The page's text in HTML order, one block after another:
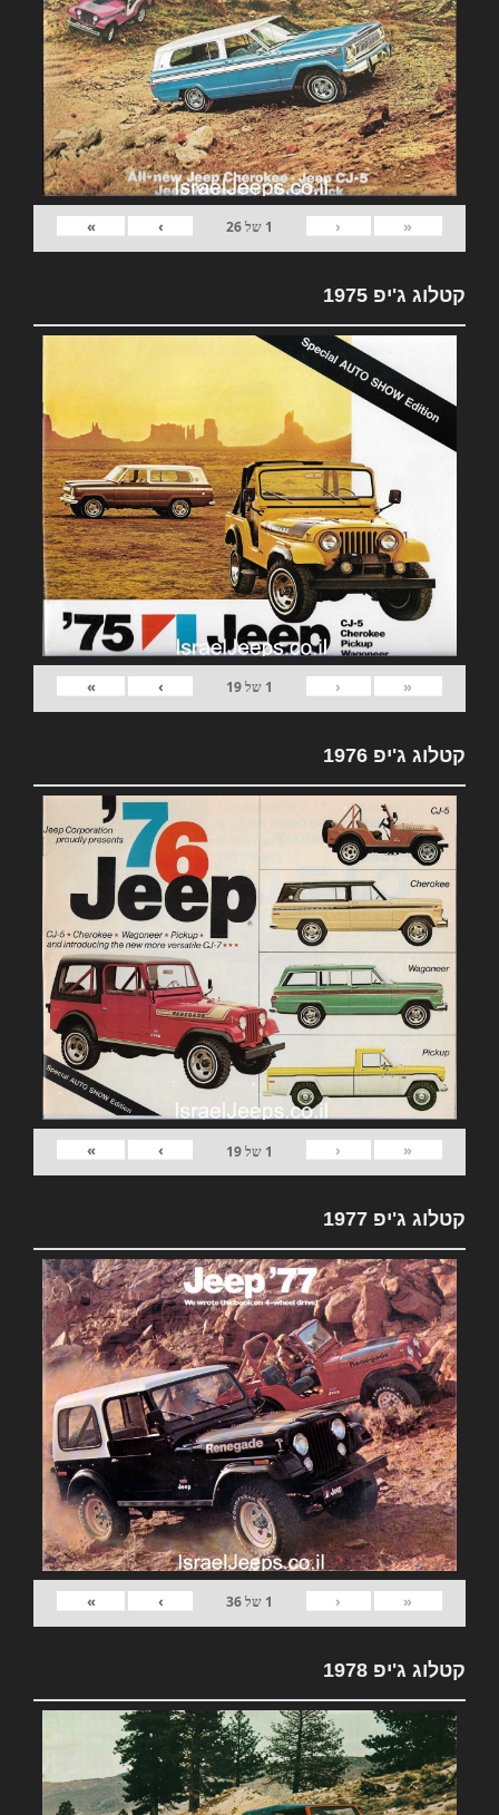
«
‹
1 של26
›
»
קטלוג ג'יפ 1975
«
‹
1 של19
›
»
קטלוג ג'יפ 1976
«
‹
1 של19
›
»
קטלוג ג'יפ 1977
«
‹
1 של36
›
»
קטלוג ג'יפ 1978